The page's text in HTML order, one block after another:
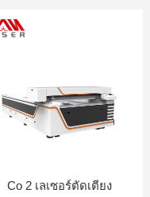
Co 2 เลเซอร์ตัดเตียง